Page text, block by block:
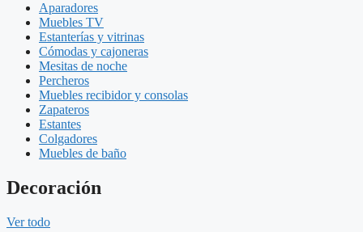
Aparadores
Muebles TV
Estanterías y vitrinas
Cómodas y cajoneras
Mesitas de noche
Percheros
Muebles recibidor y consolas
Zapateros
Estantes
Colgadores
Muebles de baño
Decoración
Ver todo